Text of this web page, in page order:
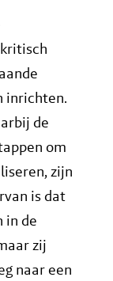
inrichten.
de
om
zijn
is dat
in de
zij
naar een